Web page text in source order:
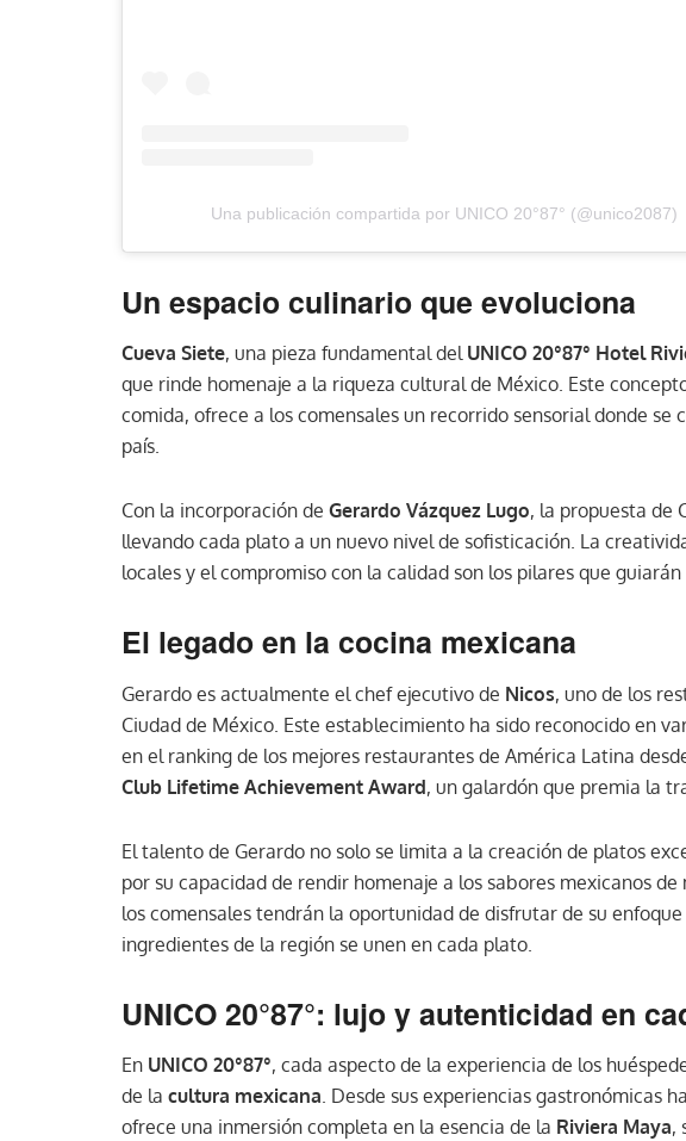
Una publicación compartida por UNICO 20°87° (@unico2087)
Un espacio culinario que evoluciona
Cueva Siete, una pieza fundamental del UNICO 20°87° Hotel
que rinde homenaje a la riqueza cultural de México. Este
comida, ofrece a los comensales un recorrido sensorial donde se
país.
Con la incorporación de Gerardo Vázquez Lugo, la propuesta de
llevando cada plato a un nuevo nivel de sofisticación. La
locales y el compromiso con la calidad son los pilares que
El legado en la cocina mexicana
Gerardo es actualmente el chef ejecutivo de Nicos, uno de los
Ciudad de México. Este establecimiento ha sido reconocido en
en el ranking de los mejores restaurantes de América Latina
Club Lifetime Achievement Award, un galardón que premia la
El talento de Gerardo no solo se limita a la creación de platos
por su capacidad de rendir homenaje a los sabores mexicanos
los comensales tendrán la oportunidad de disfrutar de su
ingredientes de la región se unen en cada plato.
UNICO 20°87°: lujo y autenticidad en
En UNICO 20°87°, cada aspecto de la experiencia de los
de la cultura mexicana. Desde sus experiencias gastronómicas
ofrece una inmersión completa en la esencia de la Riviera Maya,